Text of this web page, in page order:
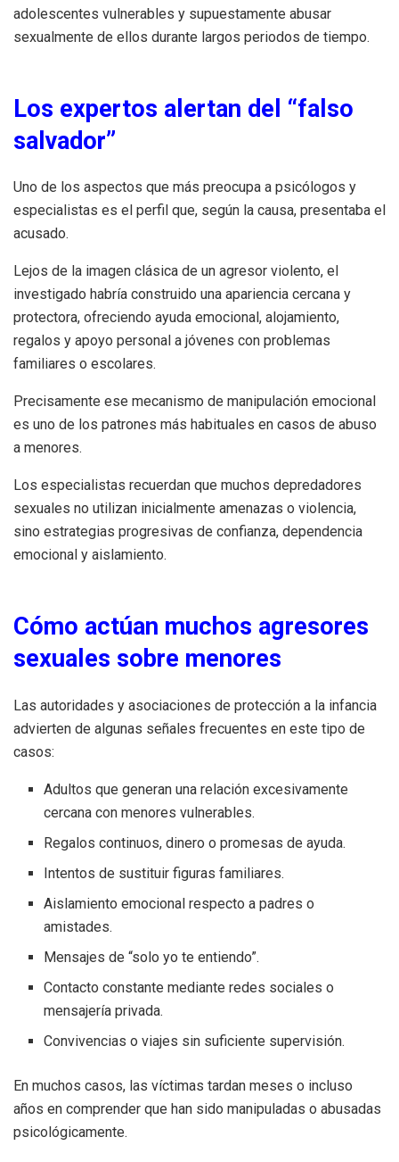
adolescentes vulnerables y supuestamente abusar
sexualmente de ellos durante largos periodos de tiempo.
Los expertos alertan del “falso
salvador”
Uno de los aspectos que más preocupa a psicólogos y
especialistas es el perfil que, según la causa, presentaba el
acusado.
Lejos de la imagen clásica de un agresor violento, el
investigado habría construido una apariencia cercana y
protectora, ofreciendo ayuda emocional, alojamiento,
regalos y apoyo personal a jóvenes con problemas
familiares o escolares.
Precisamente ese mecanismo de manipulación emocional
es uno de los patrones más habituales en casos de abuso
a menores.
Los especialistas recuerdan que muchos depredadores
sexuales no utilizan inicialmente amenazas o violencia,
sino estrategias progresivas de confianza, dependencia
emocional y aislamiento.
Cómo actúan muchos agresores
sexuales sobre menores
Las autoridades y asociaciones de protección a la infancia
advierten de algunas señales frecuentes en este tipo de
casos:
Adultos que generan una relación excesivamente
cercana con menores vulnerables.
Regalos continuos, dinero o promesas de ayuda.
Intentos de sustituir figuras familiares.
Aislamiento emocional respecto a padres o
amistades.
Mensajes de “solo yo te entiendo”.
Contacto constante mediante redes sociales o
mensajería privada.
Convivencias o viajes sin suficiente supervisión.
En muchos casos, las víctimas tardan meses o incluso
años en comprender que han sido manipuladas o abusadas
psicológicamente.